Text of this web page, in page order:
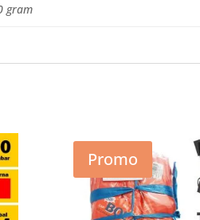
gram
Promo